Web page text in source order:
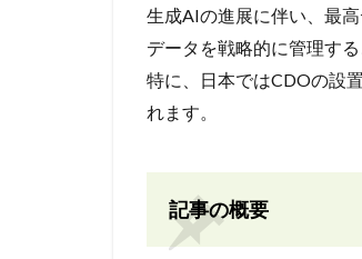
生成AIの進展に伴い、最
データを戦略的に管理す
特に、日本ではCDOの設
れます。
記事の概要